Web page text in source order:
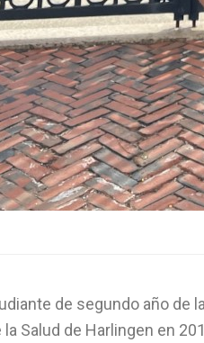
de segundo año de
Salud de Harlingen en